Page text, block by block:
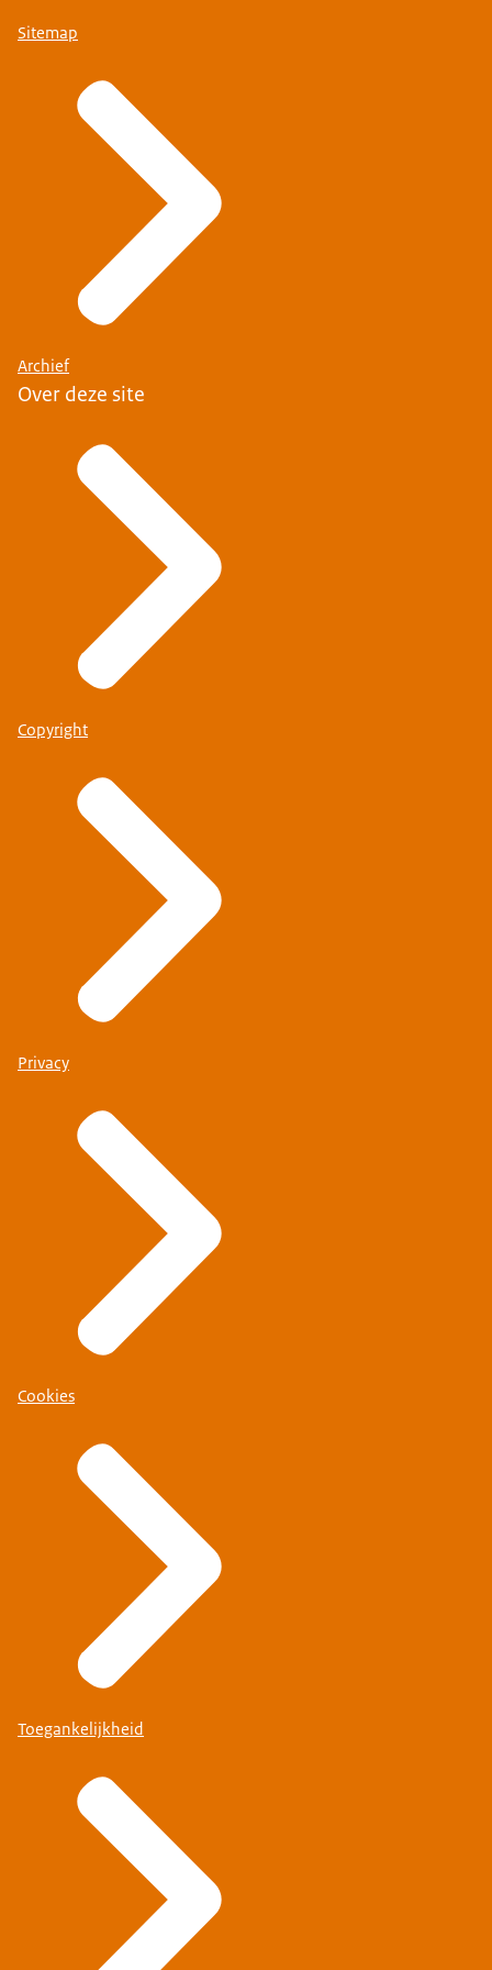
via deze link
deze link contact met ons op.
Sitemap
Archief
Over deze site
Copyright
Privacy
Cookies
Toegankelijkheid